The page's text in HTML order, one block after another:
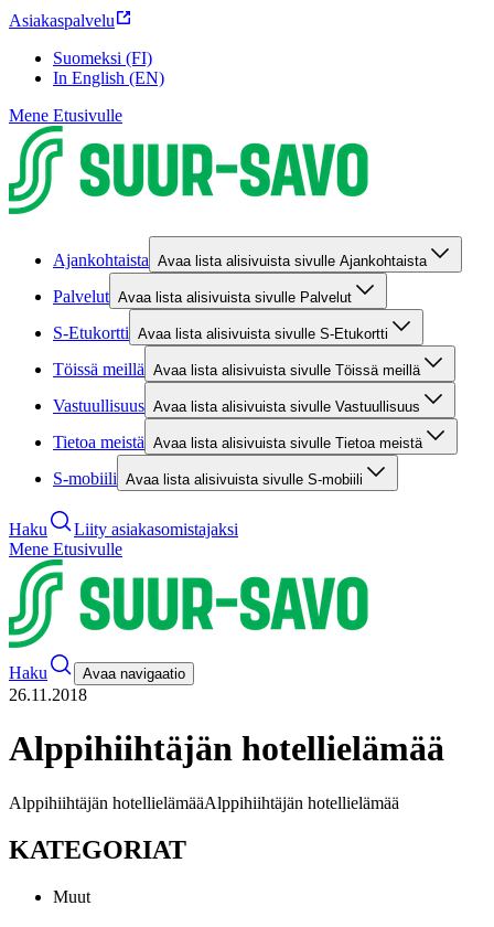
Asiakaspalvelu
Suomeksi (FI)
In English (EN)
Mene Etusivulle
Ajankohtaista Avaa lista alisivuista sivulle Ajankohtaista
Palvelut Avaa lista alisivuista sivulle Palvelut
S-Etukortti Avaa lista alisivuista sivulle S-Etukortti
Töissä meillä Avaa lista alisivuista sivulle Töissä meillä
Vastuullisuus Avaa lista alisivuista sivulle Vastuullisuus
Tietoa meistä Avaa lista alisivuista sivulle Tietoa meistä
S-mobiili Avaa lista alisivuista sivulle S-mobiili
Haku
Liity asiakasomistajaksi
Mene Etusivulle
Haku Avaa navigaatio
26.11.2018
Alppihiihtäjän hotellielämää
Alppihiihtäjän hotellielämääAlppihiihtäjän hotellielämää
KATEGORIAT
Muut